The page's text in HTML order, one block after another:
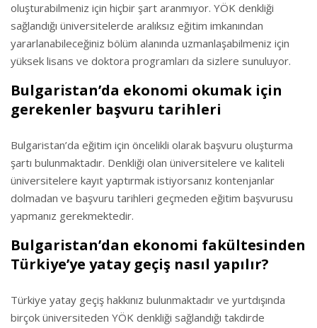
oluşturabilmeniz için hiçbir şart aranmıyor. YÖK denkliği
sağlandığı üniversitelerde aralıksız eğitim imkanından
yararlanabileceğiniz bölüm alanında uzmanlaşabilmeniz için
yüksek lisans ve doktora programları da sizlere sunuluyor.
Bulgaristan’da ekonomi okumak için
gerekenler başvuru tarihleri
Bulgaristan’da eğitim için öncelikli olarak başvuru oluşturma
şartı bulunmaktadır. Denkliği olan üniversitelere ve kaliteli
üniversitelere kayıt yaptırmak istiyorsanız kontenjanlar
dolmadan ve başvuru tarihleri geçmeden eğitim başvurusu
yapmanız gerekmektedir.
Bulgaristan’dan ekonomi fakültesinden
Türkiye’ye yatay geçiş nasıl yapılır?
Türkiye yatay geçiş hakkınız bulunmaktadır ve yurtdışında
birçok üniversiteden YÖK denkliği sağlandığı takdirde